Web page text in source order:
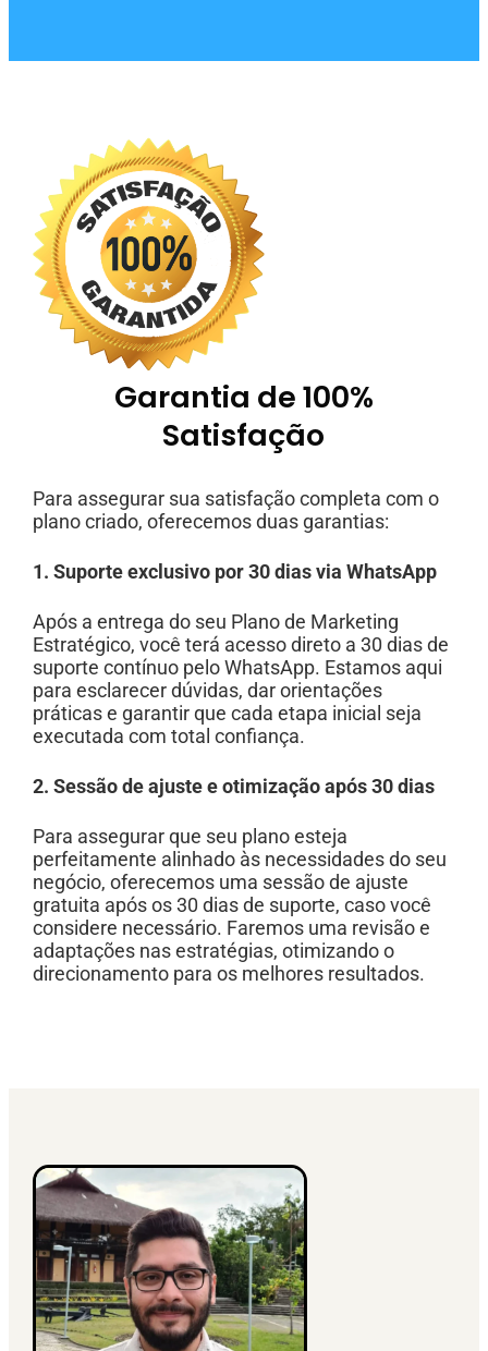
Garantia de 100%
Satisfação
Para assegurar sua satisfação completa com o
plano criado, oferecemos duas garantias:
1. Suporte exclusivo por 30 dias via WhatsApp
Após a entrega do seu Plano de Marketing
Estratégico, você terá acesso direto a 30 dias de
suporte contínuo pelo WhatsApp. Estamos aqui
para esclarecer dúvidas, dar orientações
práticas e garantir que cada etapa inicial seja
executada com total confiança.
2. Sessão de ajuste e otimização após 30 dias
Para assegurar que seu plano esteja
perfeitamente alinhado às necessidades do seu
negócio, oferecemos uma sessão de ajuste
gratuita após os 30 dias de suporte, caso você
considere necessário. Faremos uma revisão e
adaptações nas estratégias, otimizando o
direcionamento para os melhores resultados.